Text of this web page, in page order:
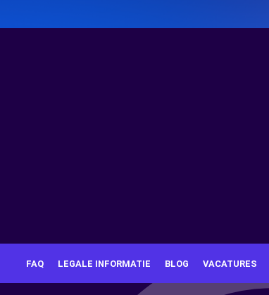
FAQ LEGALE INFORMATIE BLOG VACATURES